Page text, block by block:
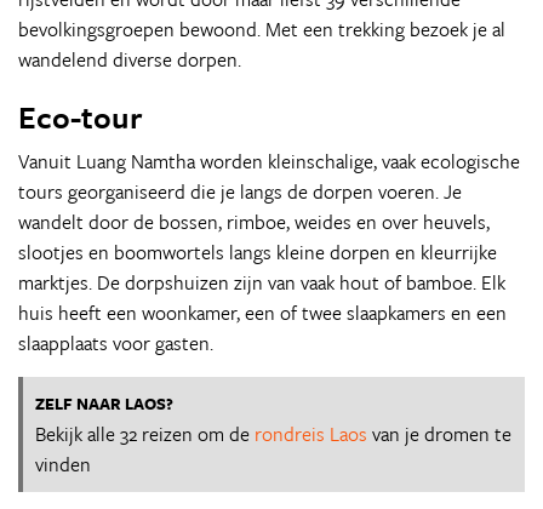
bevolkingsgroepen bewoond. Met een trekking bezoek je al
wandelend diverse dorpen.
Eco-tour
Vanuit Luang Namtha worden kleinschalige, vaak ecologische
tours georganiseerd die je langs de dorpen voeren. Je
wandelt door de bossen, rimboe, weides en over heuvels,
slootjes en boomwortels langs kleine dorpen en kleurrijke
marktjes. De dorpshuizen zijn van vaak hout of bamboe. Elk
huis heeft een woonkamer, een of twee slaapkamers en een
slaapplaats voor gasten.
ZELF NAAR LAOS?
Bekijk alle 32 reizen om de rondreis Laos van je dromen te
vinden